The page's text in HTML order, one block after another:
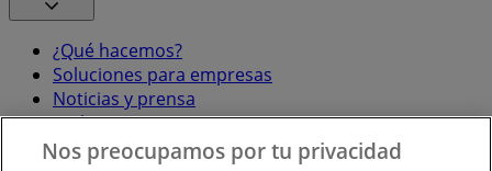
¿Qué hacemos?
Soluciones para empresas
Noticias y prensa
Trabaja con nosotros
Nos preocupamos por tu privacidad